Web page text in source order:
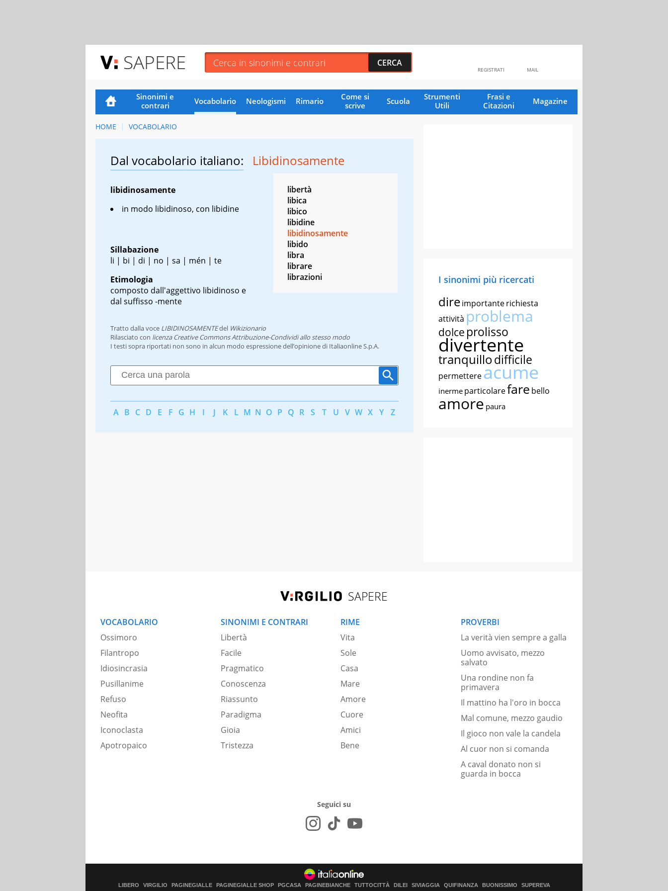
SAPERE MAIL
REGISTRATI
Sinonimi e
contrari
Vocabolario Neologismi Rimario
Come si
scrive
Scuola
Strumenti
Utili
Frasi e
Citazioni
Magazine
HOME VOCABOLARIO
Dal vocabolario italiano: Libidinosamente
libidinosamente
in modo libidinoso, con libidine
Sillabazione
li | bi | di | no | sa | mén | te
Etimologia
composto dall'aggettivo libidinoso e
dal suffisso -mente
libertà
libica
libico
libidine
libidinosamente
libido
libra
librare
librazioni
Tratto dalla voce LIBIDINOSAMENTEdel Wikizionario
Rilasciato con licenza Creative Commons Attribuzione-Condividi allo stesso modo
I testi sopra riportati non sono in alcun modo espressione dell’opinione di Italiaonline S.p.A.
A B C D E F G H I J K L M N O P Q R S T U V W X Y Z
I sinonimi più ricercati
direimportanterichiesta
attività problema
dolce prolisso
divertente
tranquillodifficile
permettereacume
inerme particolarefare bello
amore paura
SAPERE
VOCABOLARIO
Ossimoro
Filantropo
Idiosincrasia
Pusillanime
Refuso
Neofita
Iconoclasta
Apotropaico
SINONIMI E CONTRARI
Libertà
Facile
Pragmatico
Conoscenza
Riassunto
Paradigma
Gioia
Tristezza
RIME
Vita
Sole
Casa
Mare
Amore
Cuore
Amici
Bene
PROVERBI
La verità vien sempre a galla
Uomo avvisato, mezzo
salvato
Una rondine non fa
primavera
Il mattino ha l'oro in bocca
Mal comune, mezzo gaudio
Il gioco non vale la candela
Al cuor non si comanda
A caval donato non si
guarda in bocca
Seguici su
LIBERO VIRGILIO PAGINEGIALLE PAGINEGIALLE SHOP PGCASA PAGINEBIANCHE TUTTOCITTÀ DILEI SIVIAGGIA QUIFINANZA BUONISSIMO SUPEREVA